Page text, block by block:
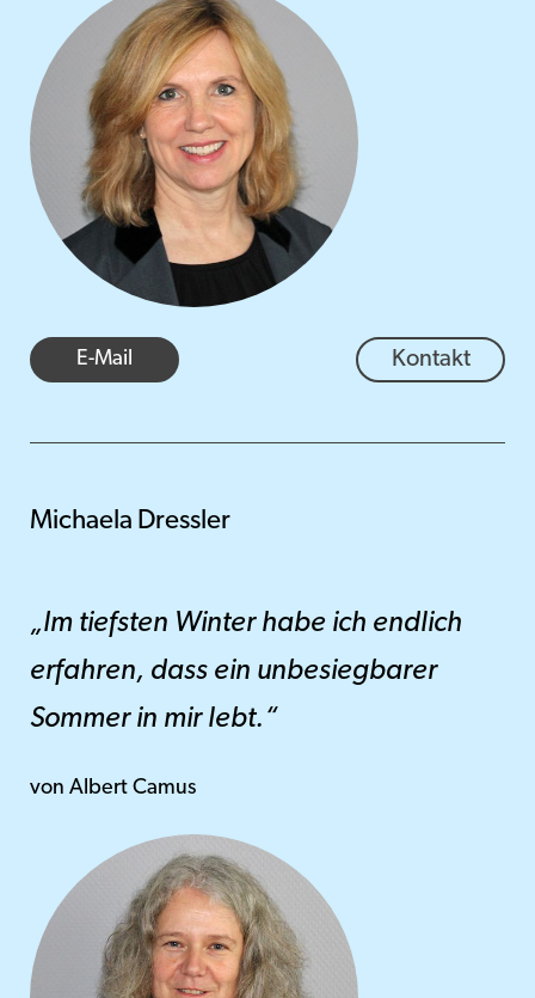
E-Mail Kontakt
Michaela Dressler
„Im tiefsten Winter habe ich endlich
erfahren, dass ein unbesiegbarer
Sommer in mir lebt.“
von Albert Camus